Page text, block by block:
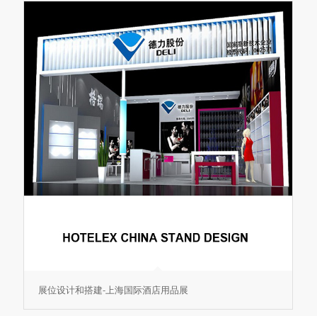
展位设计和搭建-上海国际酒店用品展